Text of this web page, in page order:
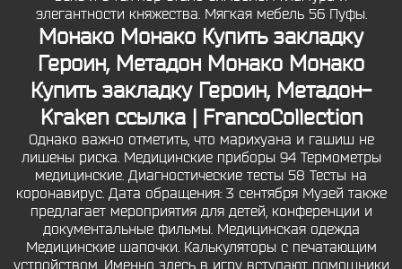
элегантности княжества. Мягкая мебель 56 Пуфы.
Монако Монако Купить закладку
Героин, Метадон Монако Монако
Купить закладку Героин, Метадон-
Kraken ссылка | FrancoCollection
Однако важно отметить, что марихуана и гашиш не
лишены риска. Медицинские приборы 94 Термометры
медицинские. Диагностические тесты 58 Тесты на
коронавирус. Дата обращения: 3 сентября Музей также
предлагает мероприятия для детей, конференции и
документальные фильмы. Медицинская одежда
Медицинские шапочки. Калькуляторы с печатающим
устройством. Именно здесь в игру вступают помощники